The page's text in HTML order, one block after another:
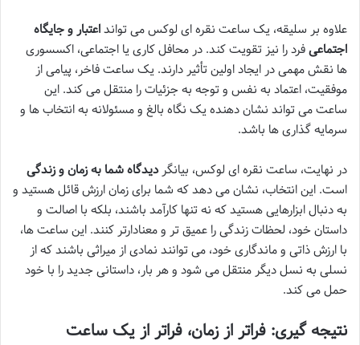
علاوه بر سلیقه، یک ساعت نقره ای لوکس می توانداعتبار و جایگاه
اجتماعیفرد را نیز تقویت کند. در محافل کاری یا اجتماعی، اکسسوری
ها نقش مهمی در ایجاد اولین تأثیر دارند. یک ساعت فاخر، پیامی از
موفقیت، اعتماد به نفس و توجه به جزئیات را منتقل می کند. این
ساعت می تواند نشان دهنده یک نگاه بالغ و مسئولانه به انتخاب ها و
سرمایه گذاری ها باشد.
در نهایت، ساعت نقره ای لوکس، بیانگردیدگاه شما به زمان و زندگی
است. این انتخاب، نشان می دهد که شما برای زمان ارزش قائل هستید و
به دنبال ابزارهایی هستید که نه تنها کارآمد باشند، بلکه با اصالت و
داستان خود، لحظات زندگی را عمیق تر و معنادارتر کنند. این ساعت ها،
با ارزش ذاتی و ماندگاری خود، می توانند نمادی از میراثی باشند که از
نسلی به نسل دیگر منتقل می شود و هر بار، داستانی جدید را با خود
حمل می کند.
نتیجه گیری: فراتر از زمان، فراتر از یک ساعت